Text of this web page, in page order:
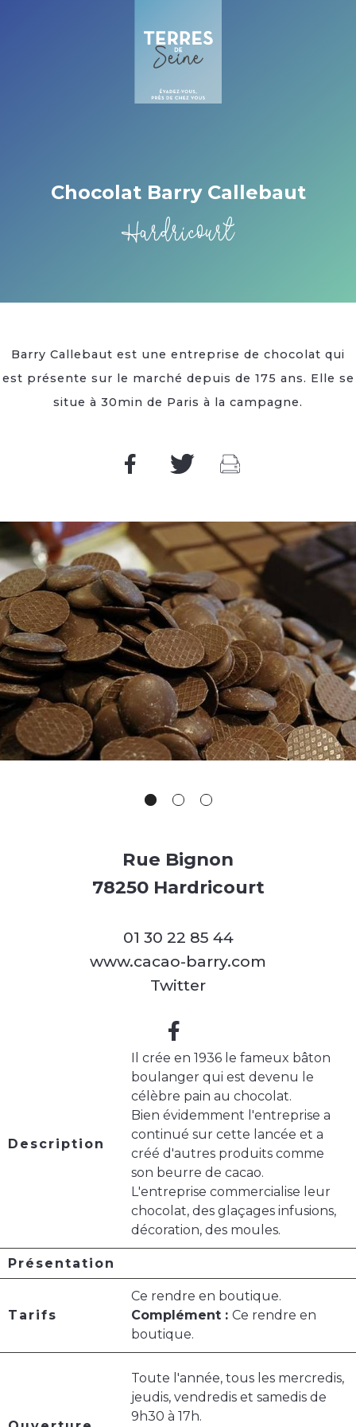
Chocolat Barry Callebaut
Hardricourt
Barry Callebaut est une entreprise de chocolat qui
est présente sur le marché depuis de 175 ans. Elle se
situe à 30min de Paris à la campagne.
Rue Bignon
78250 Hardricourt
01 30 22 85 44
www.cacao-barry.com
Twitter
Description
Il crée en 1936 le fameux bâton
boulanger qui est devenu le
célèbre pain au chocolat.
Bien évidemment l'entreprise a
continué sur cette lancée et a
créé d'autres produits comme
son beurre de cacao.
L'entreprise commercialise leur
chocolat, des glaçages infusions,
décoration, des moules.
Présentation
Tarifs
Ce rendre en boutique.
Complément : Ce rendre en
boutique.
Toute l'année, tous les mercredis,
jeudis, vendredis et samedis de
9h30 à 17h.